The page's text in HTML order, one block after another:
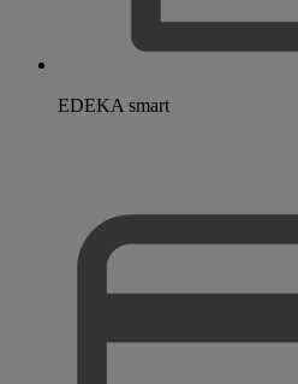
EDEKA smart